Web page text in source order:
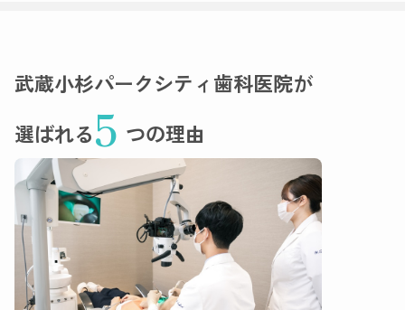
武蔵小杉パークシティ歯科医院が
選ばれる5 つの理由